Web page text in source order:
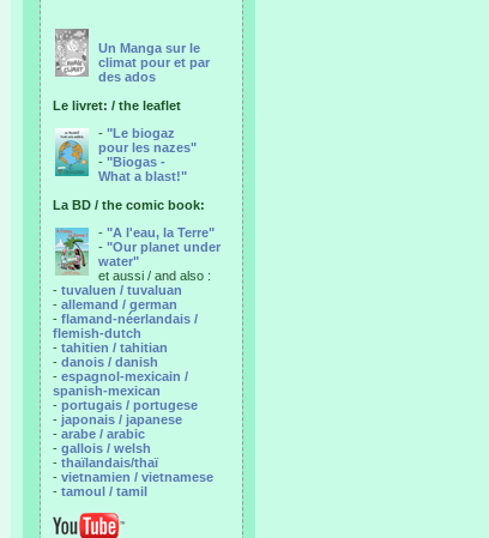
Un Manga sur le
climat pour et par
des ados
Le livret: / the leaflet
- "Le biogaz
pour les nazes"
- "Biogas -
What a blast!"
La BD / the comic book:
- "A l'eau, la Terre"
- "Our planet under
water"
et aussi / and also :
- tuvaluen / tuvaluan
- allemand / german
- flamand-néerlandais /
flemish-dutch
- tahitien / tahitian
- danois / danish
- espagnol-mexicain /
spanish-mexican
- portugais / portugese
- japonais / japanese
- arabe / arabic
- gallois / welsh
- thaïlandais/thaï
- vietnamien / vietnamese
- tamoul / tamil